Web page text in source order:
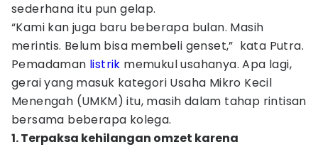
sederhana itu pun gelap.
“Kami kan juga baru beberapa bulan. Masih
merintis. Belum bisa membeli genset,” kata Putra.
Pemadaman listrik memukul usahanya. Apa lagi,
gerai yang masuk kategori Usaha Mikro Kecil
Menengah (UMKM) itu, masih dalam tahap rintisan
bersama beberapa kolega.
1. Terpaksa kehilangan omzet karena